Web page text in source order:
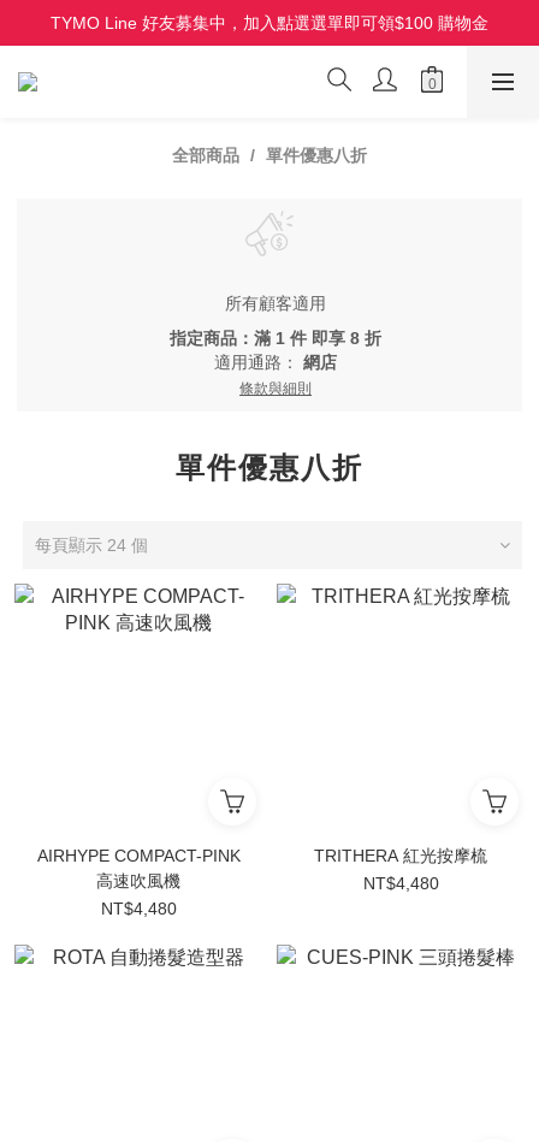
HOLO 3D 水潤離子夾 全新上市 首批限量
TYMO Line 好友募集中，加入點選選單即可領$100 購物金
HOLO 3D 水潤離子夾 全新上市 首批限量
全部商品 單件優惠八折
所有顧客適用
指定商品：滿 1 件 即享 8 折
適用通路： 網店
條款與細則
單件優惠八折
每頁顯示 24 個
AIRHYPE COMPACT-PINK
高速吹風機
NT$4,480
TRITHERA 紅光按摩梳
NT$4,480